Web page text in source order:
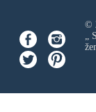
©
„